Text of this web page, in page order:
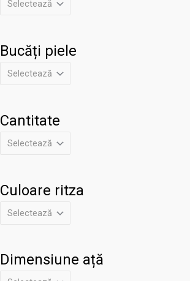
Bucăți piele
Cantitate
Culoare ritza
Dimensiune ață